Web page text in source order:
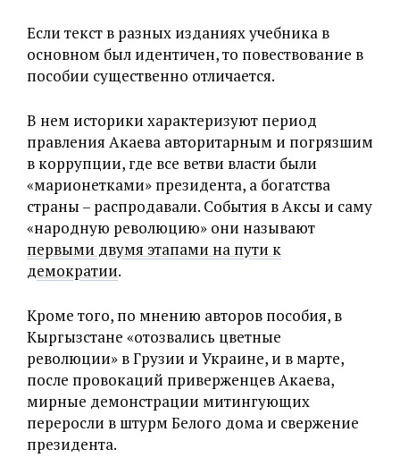
Если текст в разных изданиях учебника в
основном был идентичен, то повествование в
пособии существенно отличается.
В нем историки характеризуют период
правления Акаева авторитарным и погрязшим
в коррупции, где все ветви власти были
«‎марионетками» президента, а богатства
страны – распродавали. События в Аксы и саму
«народную революцию» они называют
первыми двумя этапами на пути к
демократии.
Кроме того, по мнению авторов пособия, в
Кыргызстане «‎отозвались цветные
революции» в Грузии и Украине, и в марте,
после провокаций приверженцев Акаева,
мирные демонстрации митингующих
переросли в штурм Белого дома и свержение
президента.